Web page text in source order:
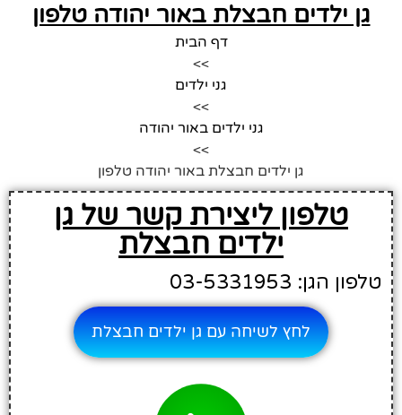
גן ילדים חבצלת באור יהודה טלפון
דף הבית
>>
גני ילדים
>>
גני ילדים באור יהודה
>>
גן ילדים חבצלת באור יהודה טלפון
טלפון ליצירת קשר של גן
ילדים חבצלת
טלפון הגן: 03-5331953
לחץ לשיחה עם גן ילדים חבצלת